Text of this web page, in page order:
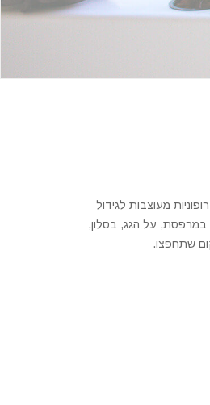
מעוצבות לגידול
במרפסת, על הגג, בסלון,
שתחפצו.